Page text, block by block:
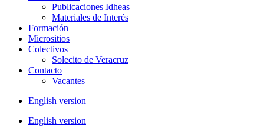
Publicaciones Idheas
Materiales de Interés
Formación
Micrositios
Colectivos
Solecito de Veracruz
Contacto
Vacantes
English version
English version